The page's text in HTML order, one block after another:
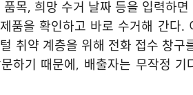
목, 희망 수거 날짜 등을 입력하
품을 확인하고 바로 수거해 간다
취약 계층을 위해 전화 접수 창
하기 때문에, 배출자는 무작정